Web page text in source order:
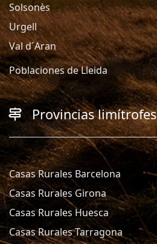
Solsonès
Urgell
Val d´Aran
Poblaciones de Lleida
Provincias limítrofes
Casas Rurales Barcelona
Casas Rurales Girona
Casas Rurales Huesca
Casas Rurales Tarragona